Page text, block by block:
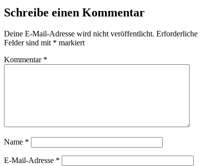
Schreibe einen Kommentar
Deine E-Mail-Adresse wird nicht veröffentlicht. Erforderliche
Felder sind mit * markiert
Kommentar *
Name *
E-Mail-Adresse *